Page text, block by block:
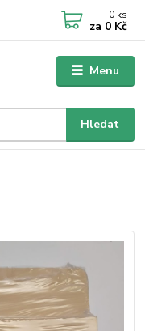
Menu
Hledat
0 ks
za 0 Kč